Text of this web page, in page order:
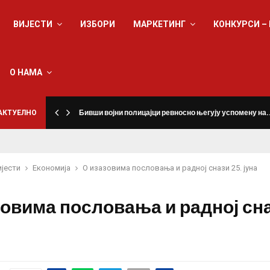
ВИЈЕСТИ ИЗБОРИ МАРКЕТИНГ КОНКУРСИ
О НАМА
Бивши војни полицајци ревносно његују успомену
Eкономија О изазовима пословања и радној снази 25. јуна
пословања и радној